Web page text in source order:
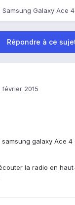
Samsung Galaxy Ace 4
Répondre à ce
février 2015
galaxy Ace 4
la radio en